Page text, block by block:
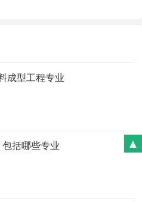
成型工程专业
括哪些专业 ▲